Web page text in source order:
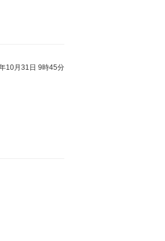
10月31日 9時45分